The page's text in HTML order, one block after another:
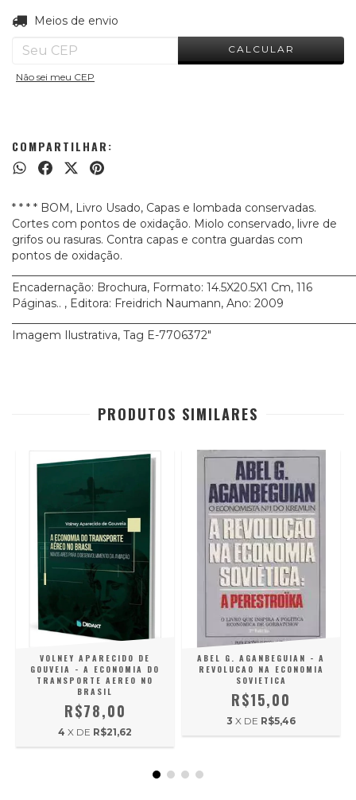
Entregas para o CEP:
Meios de envio
CALCULAR
Não sei meu CEP
COMPARTILHAR:
* * * * BOM, Livro Usado, Capas e lombada conservadas.
Cortes com pontos de oxidação. Miolo conservado, livre de
grifos ou rasuras. Contra capas e contra guardas com
pontos de oxidação.
Encadernação: Brochura, Formato: 14.5X20.5X1 Cm, 116
Páginas.. , Editora: Freidrich Naumann, Ano: 2009
Imagem Ilustrativa, Tag E-7706372"
PRODUTOS SIMILARES
VOLNEY APARECIDO DE
GOUVEIA - A ECONOMIA DO
TRANSPORTE AEREO NO
BRASIL
R$78,00
4 X DE R$21,62
ABEL G. AGANBEGUIAN - A
REVOLUCAO NA ECONOMIA
SOVIETICA
R$15,00
3 X DE R$5,46